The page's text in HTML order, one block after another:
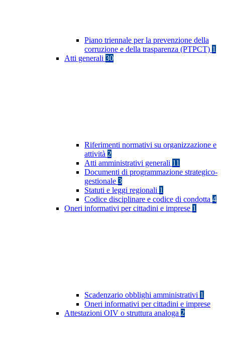
Piano triennale per la prevenzione della
corruzione e della trasparenza (PTPCT) 1
Atti generali 30
Riferimenti normativi su organizzazione e
attività 2
Atti amministrativi generali 11
Documenti di programmazione strategico-
gestionale 3
Statuti e leggi regionali 1
Codice disciplinare e codice di condotta 4
Oneri informativi per cittadini e imprese 1
Scadenzario obblighi amministrativi 1
Oneri informativi per cittadini e imprese
Attestazioni OIV o struttura analoga 2